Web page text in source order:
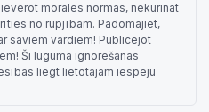
morāles normas, nekurināt
no rupjībām. Padomājiet,
saviem vārdiem! Publicējot
Šī lūguma ignorēšanas
liegt lietotājam iespēju